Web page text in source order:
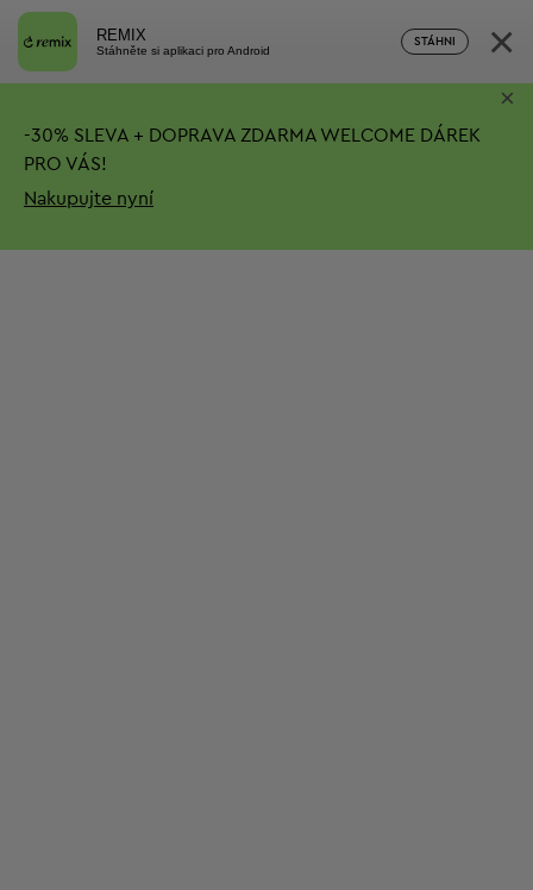
REMIX
Stáhněte si aplikaci pro Android
STÁHNI ×
-30% SLEVA + DOPRAVA ZDARMA WELCOME DÁREK
PRO VÁS!
Nakupujte nyní
×